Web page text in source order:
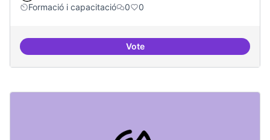
Formació i capacitació
0 0
VoteTallers de col·laboració